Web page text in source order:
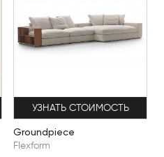
УЗНАТЬ СТОИМОСТЬ
Groundpiece
Flexform